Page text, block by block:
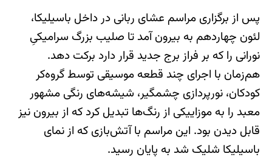
پس از برگزاری مراسم عشای ربانی در داخل باسیلیکا،
لئون چهاردهم به بیرون آمد تا صلیب بزرگ سرامیکیِ
نورانی را که بر فراز برج جدید قرار دارد برکت دهد.
هم‌زمان با اجرای چند قطعه موسیقی توسط گروه‌کر
کودکان، نورپردازی چشمگیر، شیشه‌های رنگی مشهور
معبد را به موزاییکی از رنگ‌ها تبدیل کرد که از بیرون نیز
قابل دیدن بود. این مراسم با آتش‌بازی که از نمای
باسیلیکا شلیک شد به پایان رسید.